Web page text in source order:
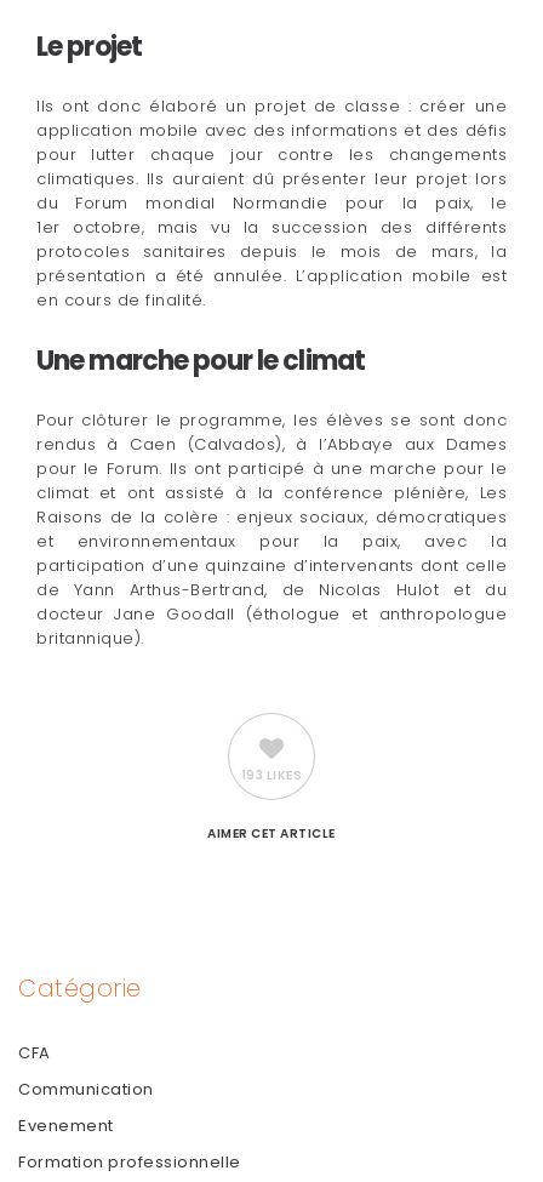
Le projet
Ils ont donc élaboré un projet de classe : créer une
application mobile avec des informations et des défis
pour lutter chaque jour contre les changements
climatiques. Ils auraient dû présenter leur projet lors
du Forum mondial Normandie pour la paix, le
1er octobre, mais vu la succession des différents
protocoles sanitaires depuis le mois de mars, la
présentation a été annulée. L’application mobile est
en cours de finalité.
Une marche pour le climat
Pour clôturer le programme, les élèves se sont donc
rendus à Caen (Calvados), à l’Abbaye aux Dames
pour le Forum. Ils ont participé à une marche pour le
climat et ont assisté à la conférence plénière, Les
Raisons de la colère : enjeux sociaux, démocratiques
et environnementaux pour la paix, avec la
participation d’une quinzaine d’intervenants dont celle
de Yann Arthus-Bertrand, de Nicolas Hulot et du
docteur Jane Goodall (éthologue et anthropologue
britannique).
193 LIKES
AIMER CET ARTICLE
Catégorie
CFA
Communication
Evenement
Formation professionnelle